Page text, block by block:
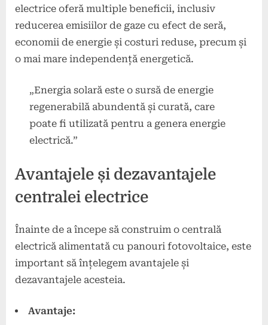
electrice oferă multiple beneficii, inclusiv
reducerea emisiilor de gaze cu efect de seră,
economii de energie și costuri reduse, precum și
o mai mare independență energetică.
„Energia solară este o sursă de energie
regenerabilă abundentă și curată, care
poate fi utilizată pentru a genera energie
electrică.”
Avantajele și dezavantajele
centralei electrice
Înainte de a începe să construim o centrală
electrică alimentată cu panouri fotovoltaice, este
important să înțelegem avantajele și
dezavantajele acesteia.
Avantaje: